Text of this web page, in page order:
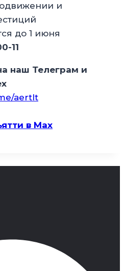
и
до 1 июня
11
наш Телеграм и
aertlt
в Max